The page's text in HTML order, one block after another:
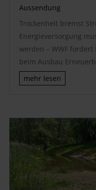
Aussendung
Trockenheit bremst
Energieversorgung
werden – WWF
beim Ausbau
mehr lesen